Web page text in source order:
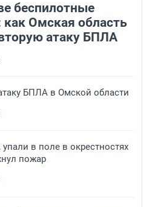
беспилотные
как Омская область
атаку БПЛА
БПЛА в Омской области
в поле в окрестностях
пожар